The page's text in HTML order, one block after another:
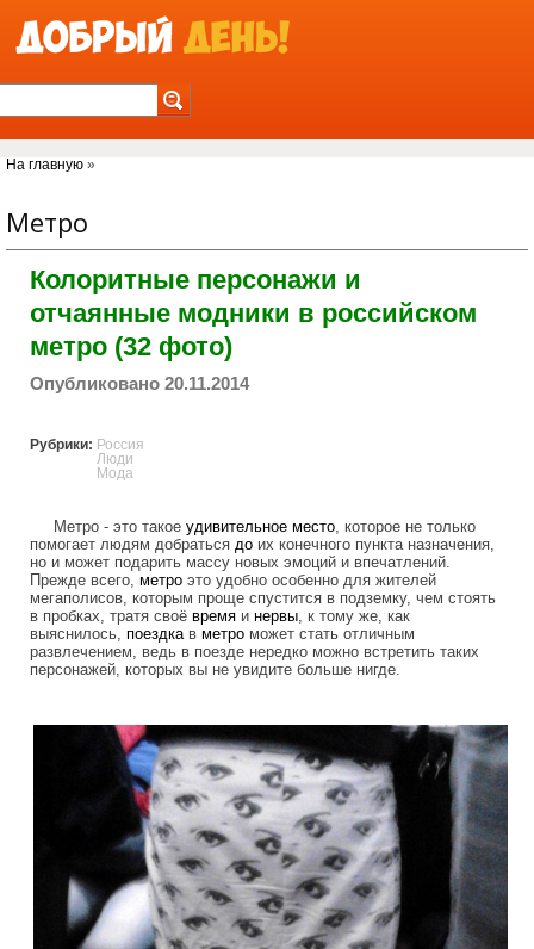
Вы здесь
На главную »
Метро
Колоритные персонажи и
отчаянные модники в российском
метро (32 фото)
Опубликовано 20.11.2014
Рубрики: Россия
Люди
Мода
Метро - это такое удивительное место, которое не только
помогает людям добраться до их конечного пункта назначения,
но и может подарить массу новых эмоций и впечатлений.
Прежде всего, метро это удобно особенно для жителей
мегаполисов, которым проще спустится в подземку, чем стоять
в пробках, тратя своё время и нервы, к тому же, как
выяснилось, поездкав метро может стать отличным
развлечением, ведь в поезде нередко можно встретить таких
персонажей, которых вы не увидите больше нигде.